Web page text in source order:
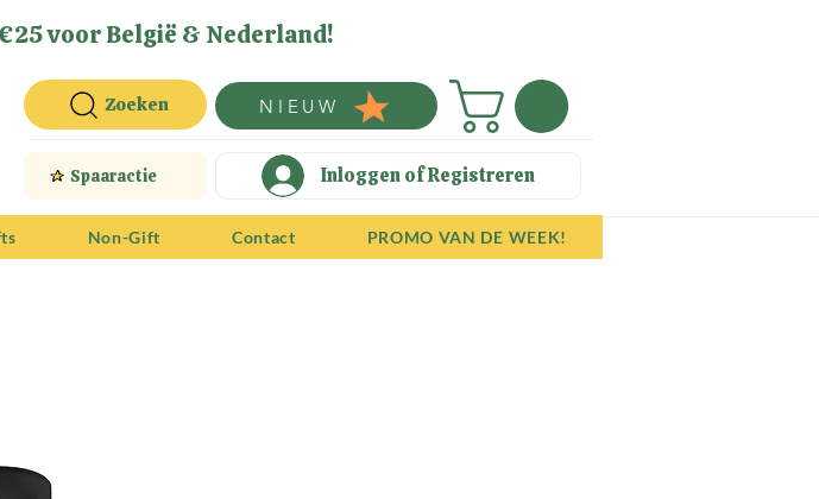
voor België & Nederland!
Zoeken NIEUW
Spaaractie Inloggen of Registreren
Non-Gift Contact PROMO VAN DE WEEK!